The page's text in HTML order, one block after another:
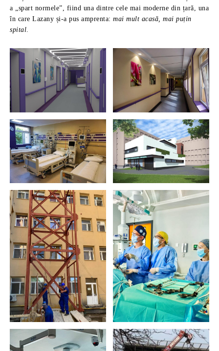
a „spart normele”, fiind una dintre cele mai moderne din țară, una
în care Lazany și-a pus amprenta: mai mult acasă, mai puțin
spital